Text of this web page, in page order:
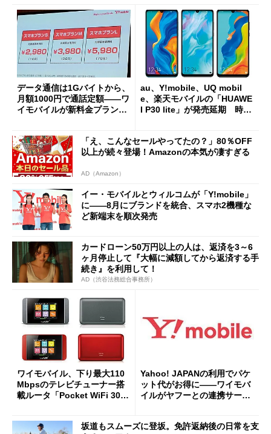
データ通信は1Gバイトから、
月額1000円で通話定額――ワ
イモバイルが新料金プランを
au、Y!mobile、UQ mobil
e、楽天モバイルの「HUAWE
I P30 lite」が発売延期 時期
「え、こんなセールやってたの？」80％OFF
以上が続々登場！Amazonの本気が凄すぎる
AD（Amazon）
イー・モバイルとウィルコムが「Y!mobile」
に――8月にブランドを統合、スマホ2機種な
ど新端末を順次発売
カードローン50万円以上の人は、返済を3～6
ヶ月停止して『大幅に減額してから返済する手
続き』を利用して！
AD（渋谷法務総合事務所）
ワイモバイル、下り最大110
Mbpsのテレビチューナー搭
載ルータ「Pocket WiFi 303
Yahoo! JAPANの利用でパケ
ット代がお得に――ワイモバ
イルがヤフーとの連携サービ
坂道もスムーズに登坂。免許返納後の日常を支